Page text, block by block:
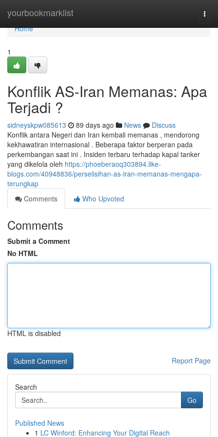
yourbookmarklist
Home
Home
1
Konflik AS-Iran Memanas: Apa
Terjadi ?
sidneyskpw085613 89 days ago News
Discuss
Konflik antara Negeri dan Iran kembali memanas , mendorong
kekhawatiran internasional . Beberapa faktor berperan pada
perkembangan saat ini . Insiden terbaru terhadap kapal tanker
yang dikelola oleh https://phoeberaoq303894.like-
blogs.com/40948836/perselisihan-as-iran-memanas-mengapa-
terungkap
Comments
Who Upvoted
Comments
Submit a Comment
No HTML
HTML is disabled
Report Page
Search
Go
Published News
1 LC Winford: Enhancing Your Digital Reach